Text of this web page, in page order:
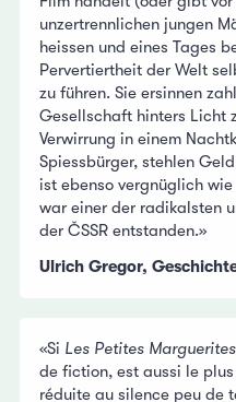
unzertrennlichen jungen
heissen und eines Tages
Pervertiertheit der Welt
zu führen. Sie ersinnen
Gesellschaft hinters Licht
Verwirrung in einem
Spiessbürger, stehlen
ist ebenso vergnüglich
war einer der radikalsten
der ČSSR entstanden.»
Ulrich Gregor,
«Si Les Petites
de fiction, est aussi le
réduite au silence peu de